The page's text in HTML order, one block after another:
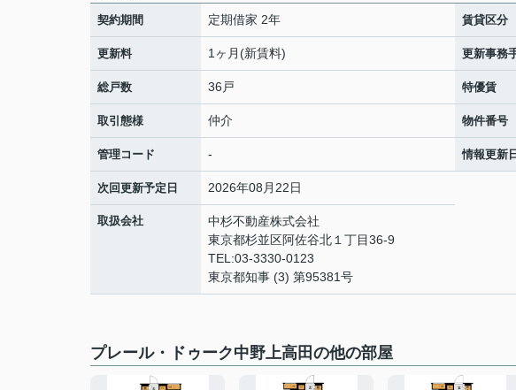
契約期間 定期借家 2年 賃貸区分
更新料 1ヶ月(新賃料) 更新事務
総戸数 36戸 特優賃
取引態様 仲介 物件番号
管理コード - 情報更新日
次回更新予定日 2026年08月22日
取扱会社
中杉不動産株式会社
東京都杉並区阿佐谷北１丁目36-9
TEL:03-3330-0123
東京都知事 (3) 第95381号
プレール・ドゥーク中野上高田の他の部屋